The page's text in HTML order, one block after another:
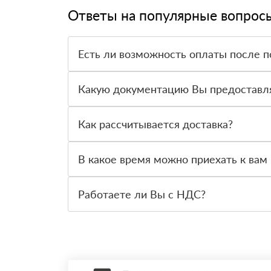
Ответы на популярные
Есть ли возможность оплаты после
вправе от него отказаться.
Какую документацию Вы
Как рассчитывается доставка?
стоимости и сроков доставки, которые
В какое время можно приехать к вам
Работаете ли Вы с НДС?